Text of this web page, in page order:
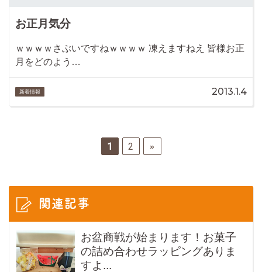
お正月気分
ｗｗｗｗさぶいですねｗｗｗｗ 凍えますねえ 皆様お正
月をどのよう…
新着情報 2013.1.4
1 2 »
関連記事
お盆商戦が始まります！お菓子
の詰め合わせラッピングありま
すよ...